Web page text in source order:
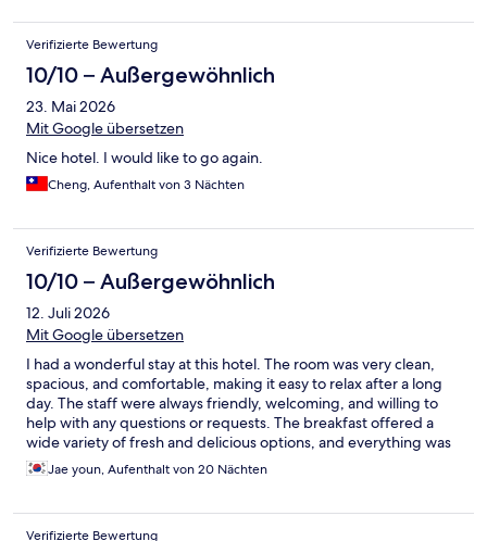
Verifizierte Bewertung
10/10 – Außergewöhnlich
23. Mai 2026
Mit Google übersetzen
Nice hotel. I would like to go again.
Cheng, Aufenthalt von 3 Nächten
Verifizierte Bewertung
10/10 – Außergewöhnlich
12. Juli 2026
Mit Google übersetzen
I had a wonderful stay at this hotel. The room was very clean,
spacious, and comfortable, making it easy to relax after a long
day. The staff were always friendly, welcoming, and willing to
help with any questions or requests. The breakfast offered a
wide variety of fresh and delicious options, and everything was
well prepared. The hotel’s location was also convenient, with
easy access to nearby attractions and public transportation.
definitely stay here again. I highly recommend this hotel to
Jae youn, Aufenthalt von 20 Nächten
Verifizierte Bewertung